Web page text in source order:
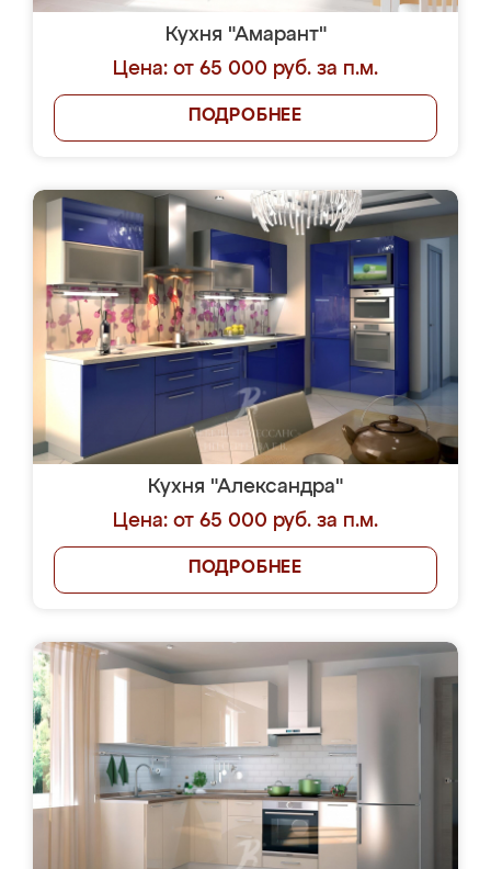
Кухня "Амарант"
Цена: от 65 000 руб. за п.м.
ПОДРОБНЕЕ
Кухня "Александра"
Цена: от 65 000 руб. за п.м.
ПОДРОБНЕЕ